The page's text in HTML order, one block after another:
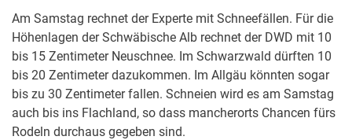
Am Samstag rechnet der Experte mit Schneefällen. Für die
Höhenlagen der Schwäbische Alb rechnet der DWD mit 10
bis 15 Zentimeter Neuschnee. Im Schwarzwald dürften 10
bis 20 Zentimeter dazukommen. Im Allgäu könnten sogar
bis zu 30 Zentimeter fallen. Schneien wird es am Samstag
auch bis ins Flachland, so dass mancherorts Chancen fürs
Rodeln durchaus gegeben sind.